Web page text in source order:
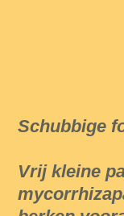
Schubbige
Vrij kleine